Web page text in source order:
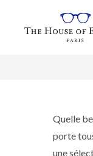
Quelle
porte
une